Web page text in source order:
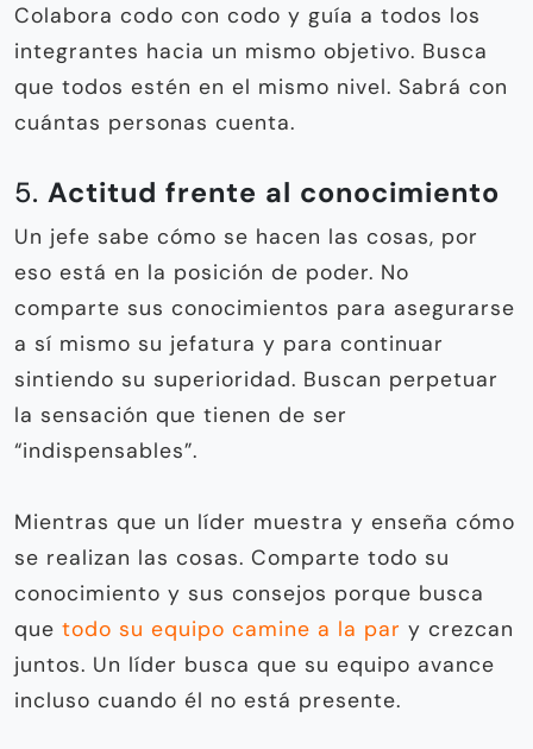
Colabora codo con codo y guía a todos los
integrantes hacia un mismo objetivo. Busca
que todos estén en el mismo nivel. Sabrá con
cuántas personas cuenta.
5. Actitud frente al conocimiento
Un jefe sabe cómo se hacen las cosas, por
eso está en la posición de poder. No
comparte sus conocimientos para asegurarse
a sí mismo su jefatura y para continuar
sintiendo su superioridad. Buscan perpetuar
la sensación que tienen de ser
“indispensables”.
Mientras que un líder muestra y enseña cómo
se realizan las cosas. Comparte todo su
conocimiento y sus consejos porque busca
que todo su equipo camine a la par y crezcan
juntos. Un líder busca que su equipo avance
incluso cuando él no está presente.